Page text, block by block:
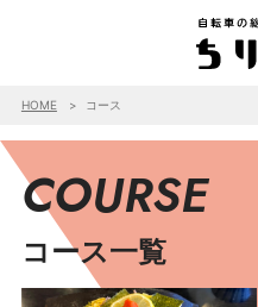
HOME コース
COURSE
コース一覧